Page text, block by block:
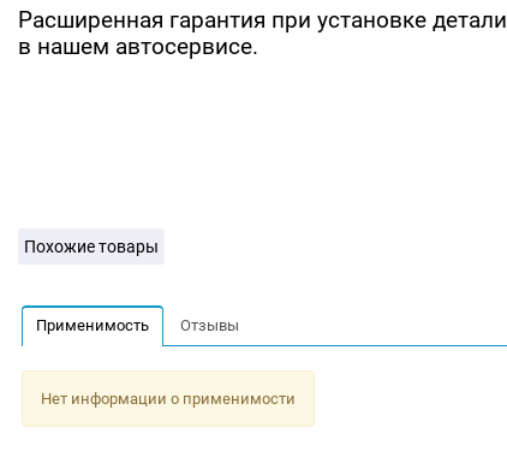
Расширенная гарантия при установке детали
в нашем автосервисе.
Похожие товары
Применимость Отзывы
Нет информации о применимости